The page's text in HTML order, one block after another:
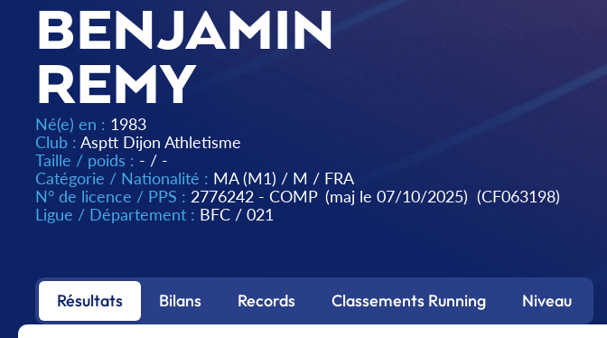
BENJAMIN
REMY
Né(e) en : 1983
Club : Asptt Dijon Athletisme
Taille / poids : - / -
Catégorie / Nationalité : MA (M1) / M / FRA
N° de licence / PPS : 2776242 - COMP (maj le 07/10/2025) (CF063198)
Ligue / Département : BFC / 021
Résultats Bilans Records Classements Running Niveau